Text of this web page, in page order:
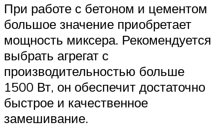
При работе с бетоном и цементом
большое значение приобретает
мощность миксера. Рекомендуется
выбрать агрегат с
производительностью больше
1500 Вт, он обеспечит достаточно
быстрое и качественное
замешивание.